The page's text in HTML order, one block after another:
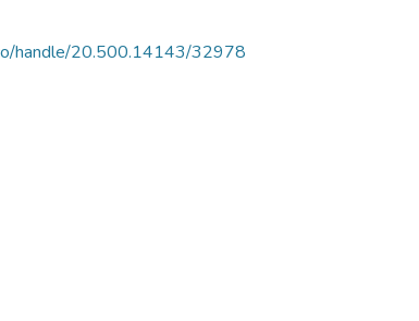
handle/20.500.14143/32978